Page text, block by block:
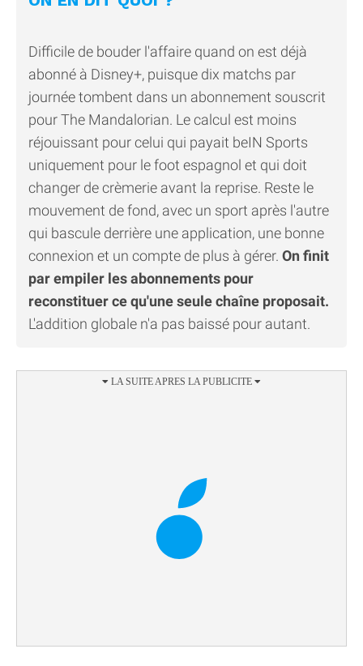
Difficile de bouder l'affaire quand on est déjà
abonné à Disney+, puisque dix matchs par
journée tombent dans un abonnement souscrit
pour The Mandalorian. Le calcul est moins
réjouissant pour celui qui payait beIN Sports
uniquement pour le foot espagnol et qui doit
changer de crèmerie avant la reprise. Reste le
mouvement de fond, avec un sport après l'autre
qui bascule derrière une application, une bonne
connexion et un compte de plus à gérer. On finit
par empiler les abonnements pour
reconstituer ce qu'une seule chaîne proposait.
L'addition globale n'a pas baissé pour autant.